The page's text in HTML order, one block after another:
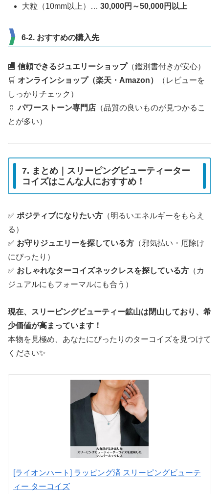
大粒（10mm以上）…30,000円～50,000円以上
6-2. おすすめの購入先
🏬 信頼できるジュエリーショップ（鑑別書付きが安心）
🛒 オンラインショップ（楽天・Amazon）
（レビューを
しっかりチェック）
🏺パワーストーン専門店 （品質の良いものが見つかるこ
とが多い）
7. まとめ｜スリーピングビューティーター
コイズはこんな人におすすめ！
✅ ポジティブになりたい方 （明るいエネルギーをもらえ
る）
✅ お守りジュエリーを探している方 （邪気払い・厄除け
にぴったり）
✅ おしゃれなターコイズネックレスを探している方 （カ
ジュアルにもフォーマルにも合う）
現在、スリーピングビューティー鉱山は閉山しており、希
少価値が高まっています！
本物を見極め、あなたにぴったりのターコイズを見つけて
ください✨
[ライオンハート] ラッピング済 スリーピングビューテ
ィー ターコイズ